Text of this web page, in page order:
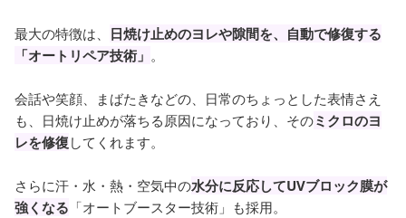
最大の特徴は、 日焼け止めのヨレや隙間を、自動で修復する
「オートリペア技術」 。
会話や笑顔、まばたきなどの、日常のちょっとした表情さえ
も、日焼け止めが落ちる原因になっており、そのミクロのヨ
レを修復 してくれます。
さらに汗・水・熱・空気中の水分に反応してUVブロック膜が
強くなる 「オートブースター技術」も採用。